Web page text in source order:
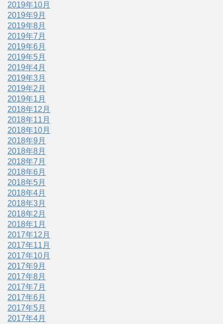
2019年10月
2019年9月
2019年8月
2019年7月
2019年6月
2019年5月
2019年4月
2019年3月
2019年2月
2019年1月
2018年12月
2018年11月
2018年10月
2018年9月
2018年8月
2018年7月
2018年6月
2018年5月
2018年4月
2018年3月
2018年2月
2018年1月
2017年12月
2017年11月
2017年10月
2017年9月
2017年8月
2017年7月
2017年6月
2017年5月
2017年4月